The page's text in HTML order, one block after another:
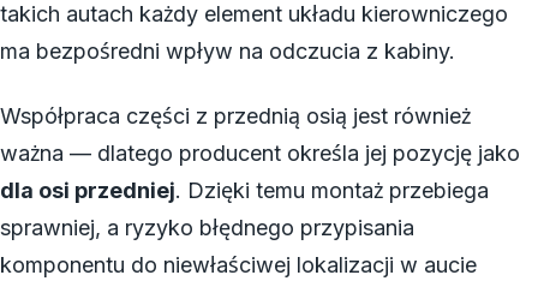
takich autach każdy element układu kierowniczego
ma bezpośredni wpływ na odczucia z kabiny.
Współpraca części z przednią osią jest również
ważna — dlatego producent określa jej pozycję jako
dla osi przedniej. Dzięki temu montaż przebiega
sprawniej, a ryzyko błędnego przypisania
komponentu do niewłaściwej lokalizacji w aucie